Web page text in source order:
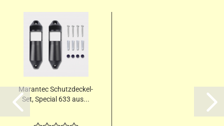
Marantec Schutzdeckel-
Set, Special 633 aus...